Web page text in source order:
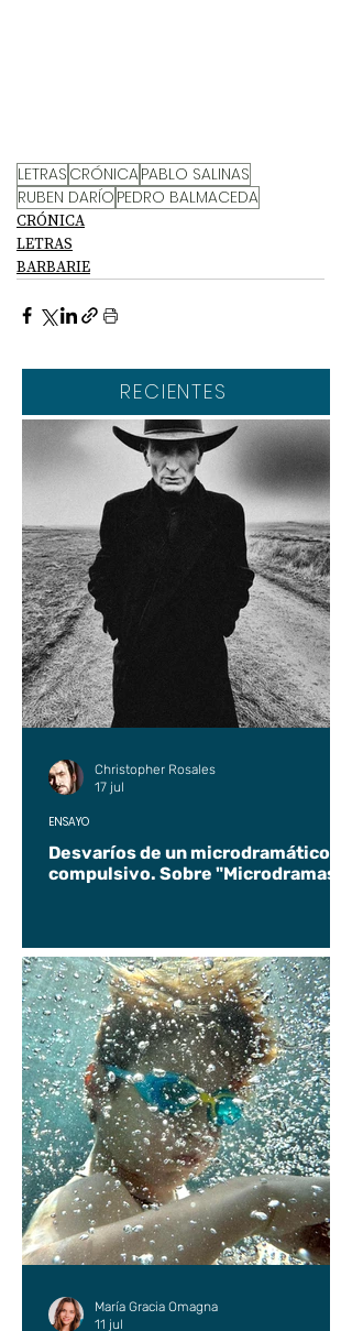
LETRAS CRÓNICAPABLO SALINAS
RUBEN DARÍO PEDRO BALMACEDA
CRÓNICA
LETRAS
BARBARIE
RECIENTES
Desvaríos de un microdramático
compulsivo. Sobre "Microdramas".
ENSAYO
Christopher Rosales
17 jul
María Gracia Omagna
11 jul